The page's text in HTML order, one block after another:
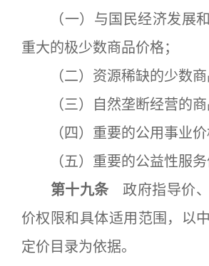
（一）与国民经济发展和
重大的极少数商品价格；
（二）资源稀缺的少数商
（三）自然垄断经营的商
（四）重要的公用事业价
（五）重要的公益性服务
第十九条 政府指导价
价权限和具体适用范围，以
定价目录为依据。